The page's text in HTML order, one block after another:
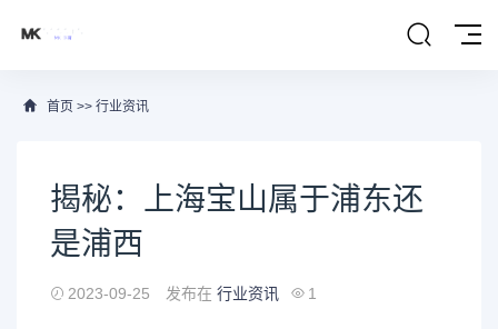
首页 >> 行业资讯
揭秘：上海宝山属于浦东还
是浦西
2023-09-25 发布在 行业资讯 1